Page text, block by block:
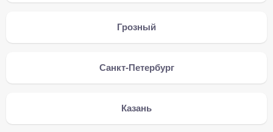
Грозный
Санкт-Петербург
Казань